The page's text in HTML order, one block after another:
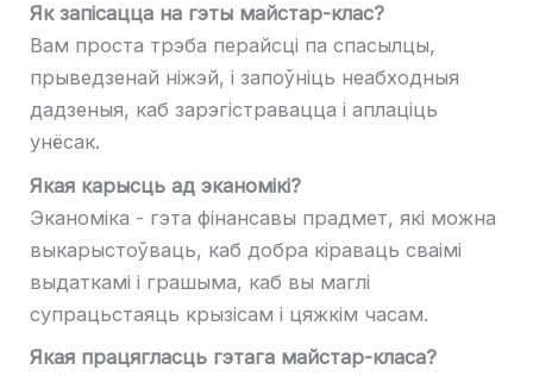
Як запісацца на гэты майстар-клас?
Вам проста трэба перайсці па спасылцы,
прыведзенай ніжэй, і запоўніць неабходныя
дадзеныя, каб зарэгістравацца і аплаціць
унёсак.
Якая карысць ад эканомікі?
Эканоміка - гэта фінансавы прадмет, які можна
выкарыстоўваць, каб добра кіраваць сваімі
выдаткамі і грашыма, каб вы маглі
супрацьстаяць крызісам і цяжкім часам.
Якая працягласць гэтага майстар-класа?